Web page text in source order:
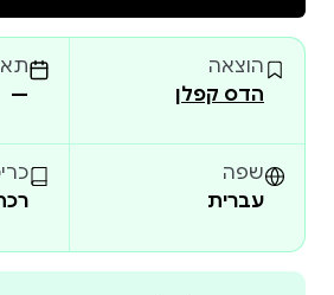
על המדרכה, בשפל חדש. וברגע
מישהו כמו איליה היא נובלה על
הפער בינן ובין המציאות ועל מה
שמחפשת סיפור אחד – מוצאת את
אחר לגמרי.
הוצאה
הדס קפלן
—
שפה
עברית